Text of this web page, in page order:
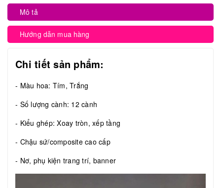
Mô tả
Hướng dẫn mua hàng
Chi tiết sản phẩm:
- Màu hoa: Tím, Trắng
- Số lượng cành: 12 cành
- Kiểu ghép: Xoay tròn, xếp tầng
- Chậu sứ/composite cao cấp
- Nơ, phụ kiện trang trí, banner